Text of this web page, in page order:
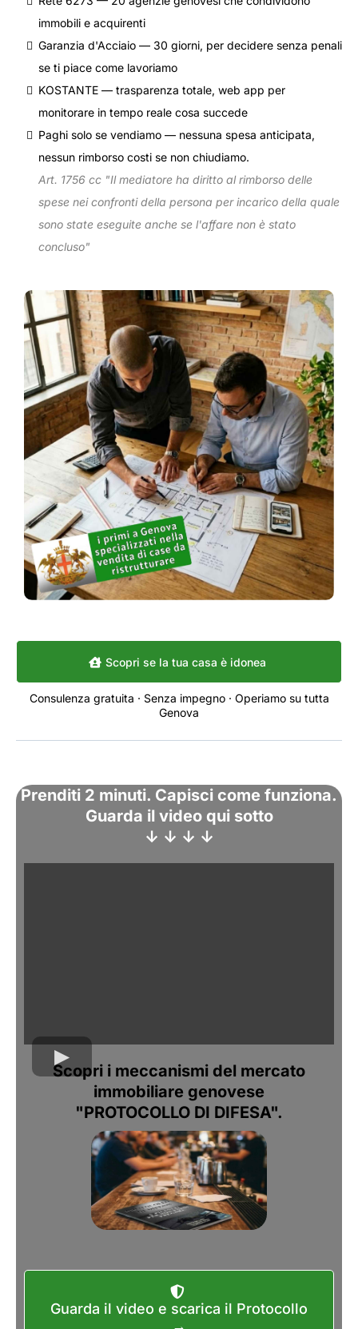
immobili e acquirenti
Garanzia d'Acciaio — 30 giorni, per decidere senza penali
se ti piace come lavoriamo
KOSTANTE — trasparenza totale, web app per
monitorare in tempo reale cosa succede
Paghi solo se vendiamo — nessuna spesa anticipata,
nessun rimborso costi se non chiudiamo.
Art. 1756 cc "Il mediatore ha diritto al rimborso delle
spese nei confronti della persona per incarico della quale
sono state eseguite anche se l'affare non è stato
concluso"
Scopri se la tua casa è idonea
Consulenza gratuita · Senza impegno · Operiamo su tutta
Genova
Prenditi 2 minuti. Capisci come funziona.
Guarda il video qui sotto
↓ ↓ ↓ ↓
Scopri i meccanismi del mercato
immobiliare genovese
"PROTOCOLLO DI DIFESA".
Guarda il video e scarica il Protocollo
→